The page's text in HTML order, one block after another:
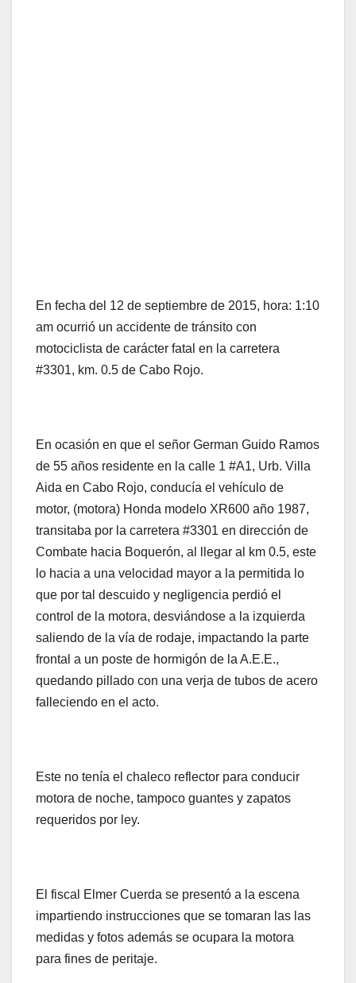
En fecha del 12 de septiembre de 2015, hora: 1:10
am ocurrió un accidente de tránsito con
motociclista de carácter fatal en la carretera
#3301, km. 0.5 de Cabo Rojo.
En ocasión en que el señor German Guido Ramos
de 55 años residente en la calle 1 #A1, Urb. Villa
Aida en Cabo Rojo, conducía el vehículo de
motor, (motora) Honda modelo XR600 año 1987,
transitaba por la carretera #3301 en dirección de
Combate hacia Boquerón, al llegar al km 0.5, este
lo hacia a una velocidad mayor a la permitida lo
que por tal descuido y negligencia perdió el
control de la motora, desviándose a la izquierda
saliendo de la vía de rodaje, impactando la parte
frontal a un poste de hormigón de la A.E.E.,
quedando pillado con una verja de tubos de acero
falleciendo en el acto.
Este no tenía el chaleco reflector para conducir
motora de noche, tampoco guantes y zapatos
requeridos por ley.
El fiscal Elmer Cuerda se presentó a la escena
impartiendo instrucciones que se tomaran las las
medidas y fotos además se ocupara la motora
para fines de peritaje.